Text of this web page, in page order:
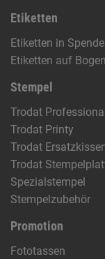
Etiketten
Etiketten in
Etiketten auf Bogen
Stempel
Trodat Professional
Trodat Printy
Trodat
Trodat
Spezialstempel
Stempelzubehör
Promotion
Fototassen